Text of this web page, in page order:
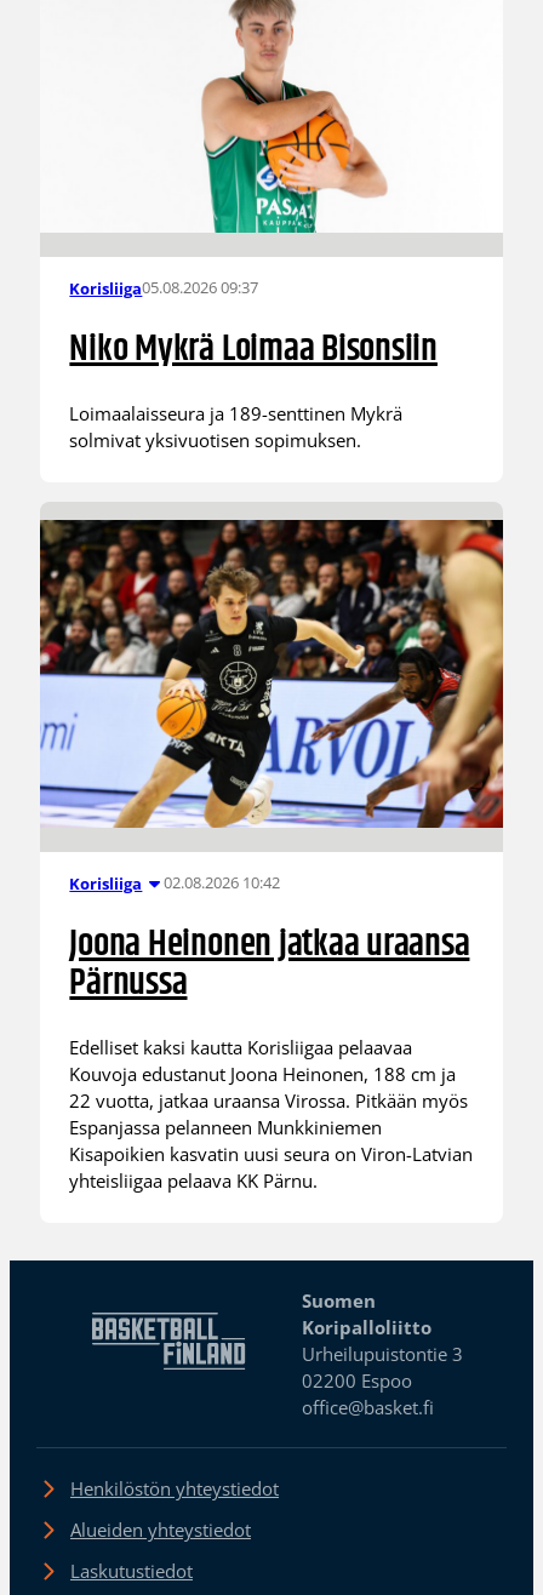
Korisliiga05.08.2026 09:37
Niko Mykrä Loimaa Bisonsiin
Loimaalaisseura ja 189-senttinen Mykrä
solmivat yksivuotisen sopimuksen.
Korisliiga 02.08.2026 10:42
Joona Heinonen jatkaa uraansa
Pärnussa
Edelliset kaksi kautta Korisliigaa pelaavaa
Kouvoja edustanut Joona Heinonen, 188 cm ja
22 vuotta, jatkaa uraansa Virossa. Pitkään myös
Espanjassa pelanneen Munkkiniemen
Kisapoikien kasvatin uusi seura on Viron-Latvian
yhteisliigaa pelaava KK Pärnu.
Suomen
Koripalloliitto
Urheilupuistontie 3
02200 Espoo
office@basket.fi
Henkilöstön yhteystiedot
Alueiden yhteystiedot
Laskutustiedot